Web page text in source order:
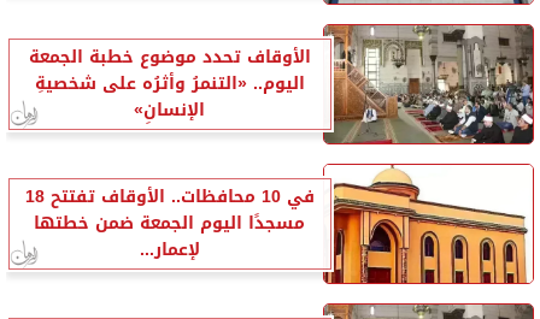
الأوقاف تحدد موضوع خطبة الجمعة
اليوم.. «التنمرُ وأثرُه على شخصيةِ
الإنسانِ»
في 10 محافظات.. الأوقاف تفتتح 18
مسجدًا اليوم الجمعة ضمن خطتها
لإعمار...